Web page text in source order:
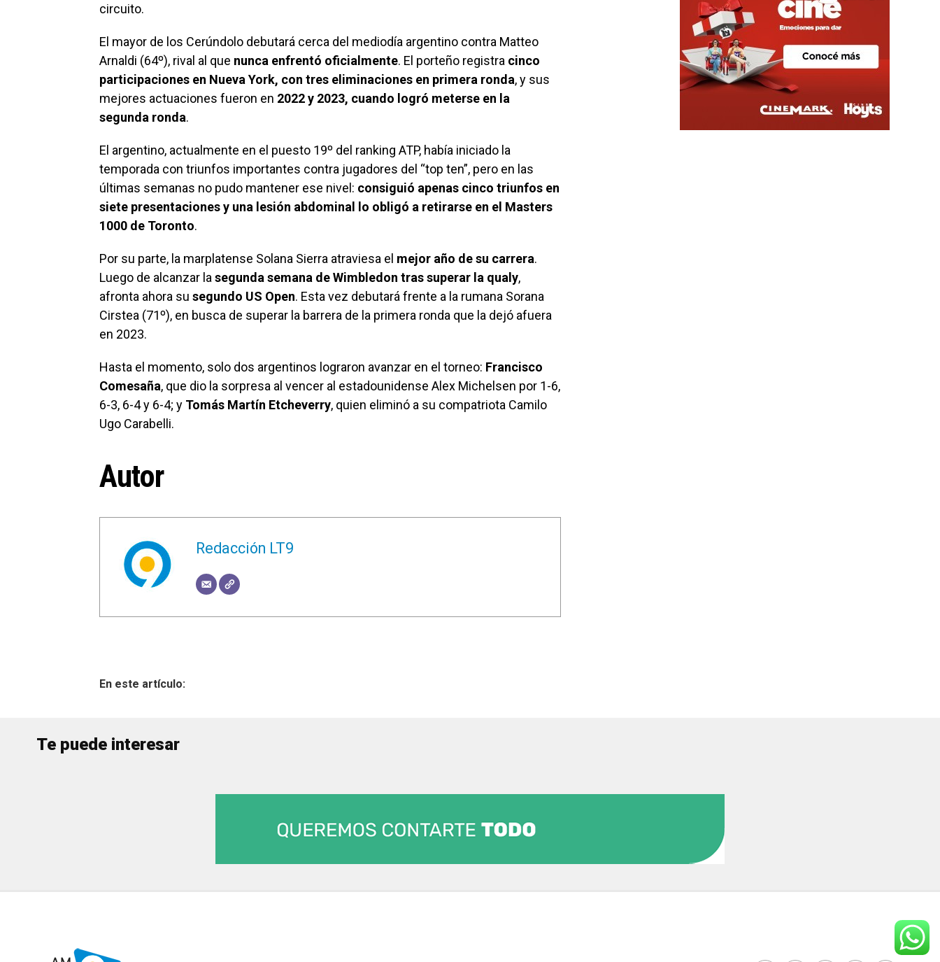
circuito.
El mayor de los Cerúndolo debutará cerca del mediodía argentino contra Matteo
Arnaldi (64º), rival al que nunca enfrentó oficialmente. El porteño registra cinco
participaciones en Nueva York, con tres eliminaciones en primera ronda, y sus
mejores actuaciones fueron en 2022 y 2023, cuando logró meterse en la
segunda ronda.
El argentino, actualmente en el puesto 19º del ranking ATP, había iniciado la
temporada con triunfos importantes contra jugadores del “top ten”, pero en las
últimas semanas no pudo mantener ese nivel: consiguió apenas cinco triunfos en
siete presentaciones y una lesión abdominal lo obligó a retirarse en el Masters
1000 de Toronto.
Por su parte, la marplatense Solana Sierra atraviesa el mejor año de su carrera.
Luego de alcanzar la segunda semana de Wimbledon tras superar la qualy,
afronta ahora su segundo US Open. Esta vez debutará frente a la rumana Sorana
Cirstea (71º), en busca de superar la barrera de la primera ronda que la dejó afuera
en 2023.
Hasta el momento, solo dos argentinos lograron avanzar en el torneo: Francisco
Comesaña, que dio la sorpresa al vencer al estadounidense Alex Michelsen por 1-6,
6-3, 6-4 y 6-4; y Tomás Martín Etcheverry, quien eliminó a su compatriota Camilo
Ugo Carabelli.
Autor
Redacción LT9
Te puede interesar